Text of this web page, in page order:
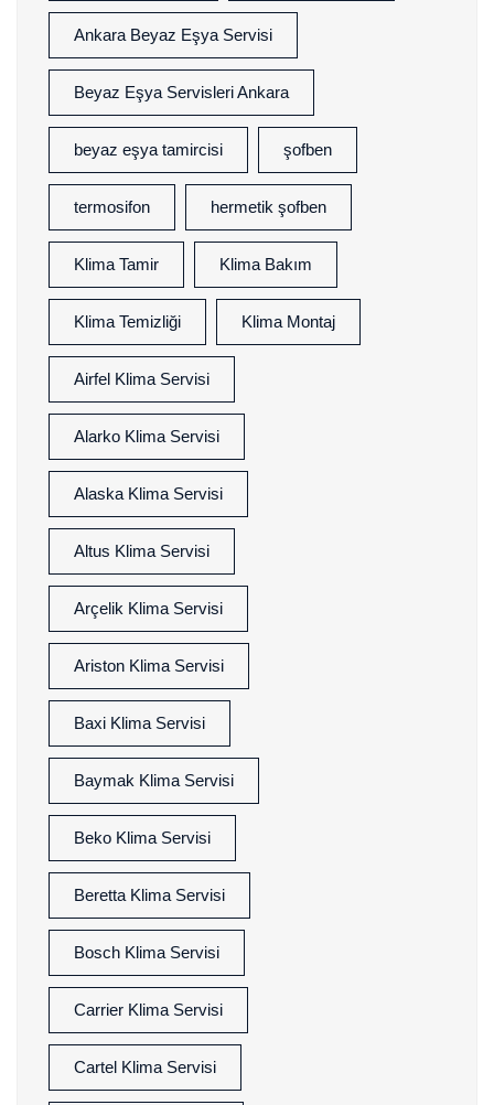
Ankara Beyaz Eşya Servisi
Beyaz Eşya Servisleri Ankara
beyaz eşya tamircisi şofben
termosifon hermetik şofben
Klima Tamir Klima Bakım
Klima Temizliği Klima Montaj
Airfel Klima Servisi
Alarko Klima Servisi
Alaska Klima Servisi
Altus Klima Servisi
Arçelik Klima Servisi
Ariston Klima Servisi
Baxi Klima Servisi
Baymak Klima Servisi
Beko Klima Servisi
Beretta Klima Servisi
Bosch Klima Servisi
Carrier Klima Servisi
Cartel Klima Servisi